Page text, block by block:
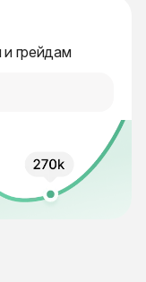
грейдам